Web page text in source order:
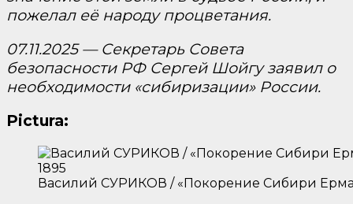
пожелал её народу процветания.
07.11.2025 — Секретарь Совета
безопасности РФ Сергей Шойгу заявил о
необходимости «сибиризации» России.
Pictura:
Василий СУРИКОВ / «Покорение Сибири